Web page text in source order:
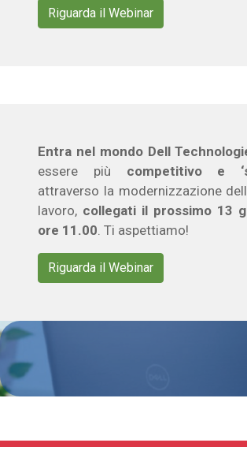
Riguarda il Webinar
Entra nel mondo Dell
essere più competitivo e
attraverso la modernizzazione
lavoro, collegati il prossimo 13
ore 11.00. Ti aspettiamo!
Riguarda il Webinar